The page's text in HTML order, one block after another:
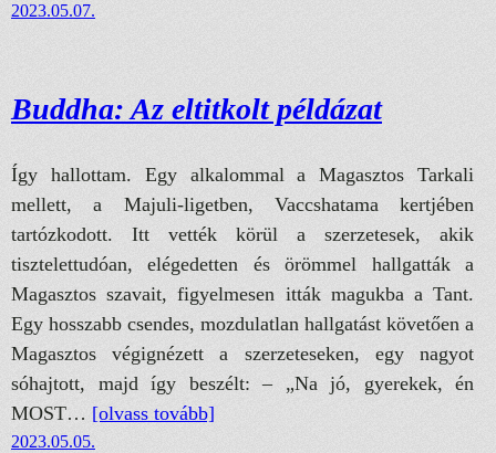
2023.05.07.
Buddha: Az eltitkolt példázat
Így hallottam. Egy alkalommal a Magasztos Tarkali
mellett, a Majuli-ligetben, Vaccshatama kertjében
tartózkodott. Itt vették körül a szerzetesek, akik
tisztelettudóan, elégedetten és örömmel hallgatták a
Magasztos szavait, figyelmesen itták magukba a Tant.
Egy hosszabb csendes, mozdulatlan hallgatást követően a
Magasztos végignézett a szerzeteseken, egy nagyot
sóhajtott, majd így beszélt: – „Na jó, gyerekek, én
MOST… [olvass tovább]
2023.05.05.